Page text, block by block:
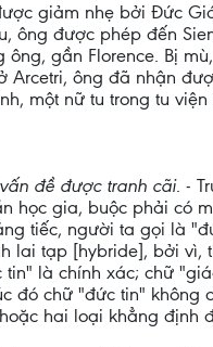
giảm nhẹ bởi Đức
ông được phép đến
ông, gần Florence. Bị
Arcetri, ông đã nhận
một nữ tu trong tu
đề được tranh cãi. -
học gia, buộc phải có
tiếc, người ta gọi là
lai tạp [hybride], bởi
là chính xác; chữ
đó chữ "đức tin"
hai loại khẳng định